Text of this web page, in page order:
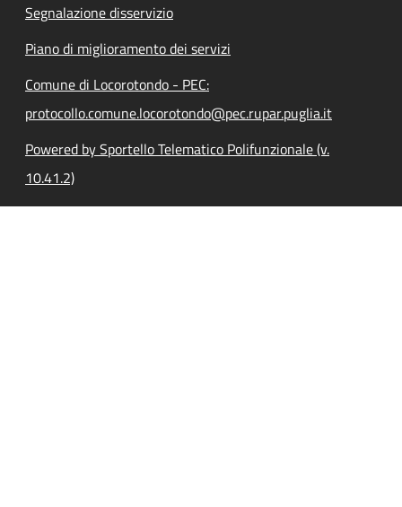
Segnalazione disservizio
Piano di miglioramento dei servizi
Comune di Locorotondo - PEC:
protocollo.comune.locorotondo@pec.rupar.puglia.it
Powered by Sportello Telematico Polifunzionale (v.
10.41.2)